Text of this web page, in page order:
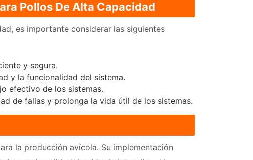
Pollos De Alta Capacidad
es importante considerar las siguientes
y segura.
y la funcionalidad del sistema.
efectivo de los sistemas.
de fallas y prolonga la vida útil de los sistemas.
la producción avícola. Su implementación